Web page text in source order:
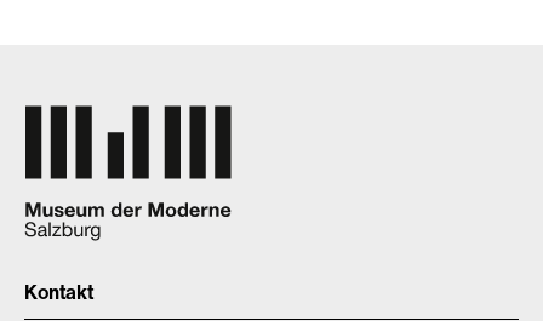
Kontakt